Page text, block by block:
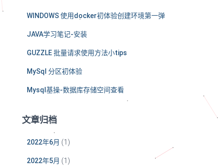
WINDOWS 使用docker初体验创建环境第一弹
JAVA学习笔记-安装
GUZZLE 批量请求使用方法小tips
MySql 分区初体验
Mysql基操-数据库存储空间查看
文章归档
2022年6月 (1)
2022年5月 (1)